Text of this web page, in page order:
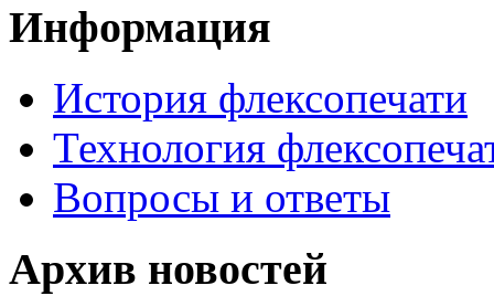
Информация
История флексопечати
Технология
Вопросы и ответы
Архив новостей